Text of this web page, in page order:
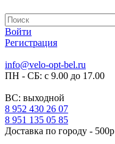
Войти
Регистрация
info@velo-opt-bel.ru
ПН - СБ: с 9.00 до 17.00
ВС: выходной
8 952 430 26 07
8 951 135 05 85
Доставка по городу - 500р